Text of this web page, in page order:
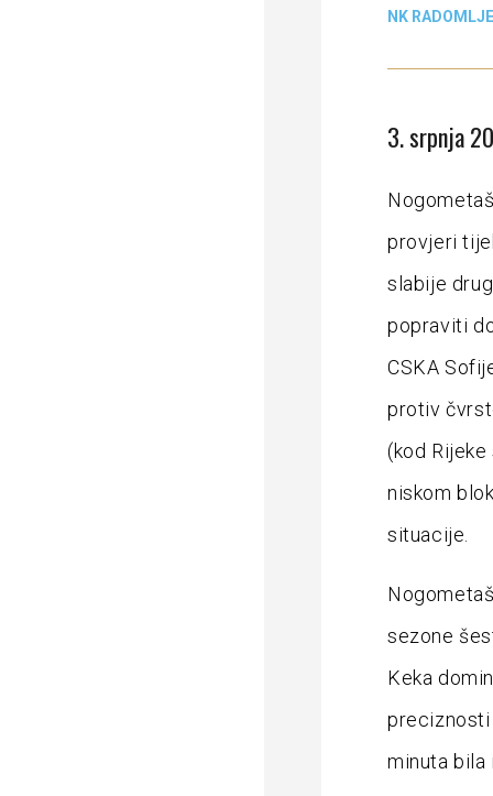
NK RADOMLJE
3. srpnja
provjeri
slabije
popraviti
CSKA
protiv
(kod
niskom
situacije.
sezone
Keka
preciznosti
minuta bila